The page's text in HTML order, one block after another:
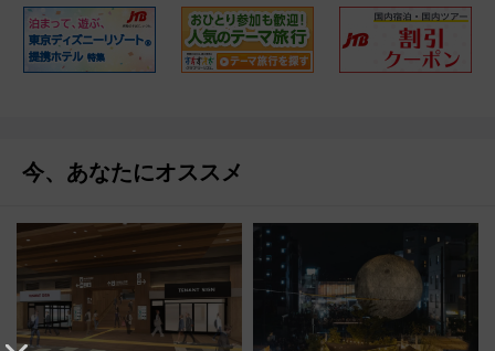
今、あなたにオススメ